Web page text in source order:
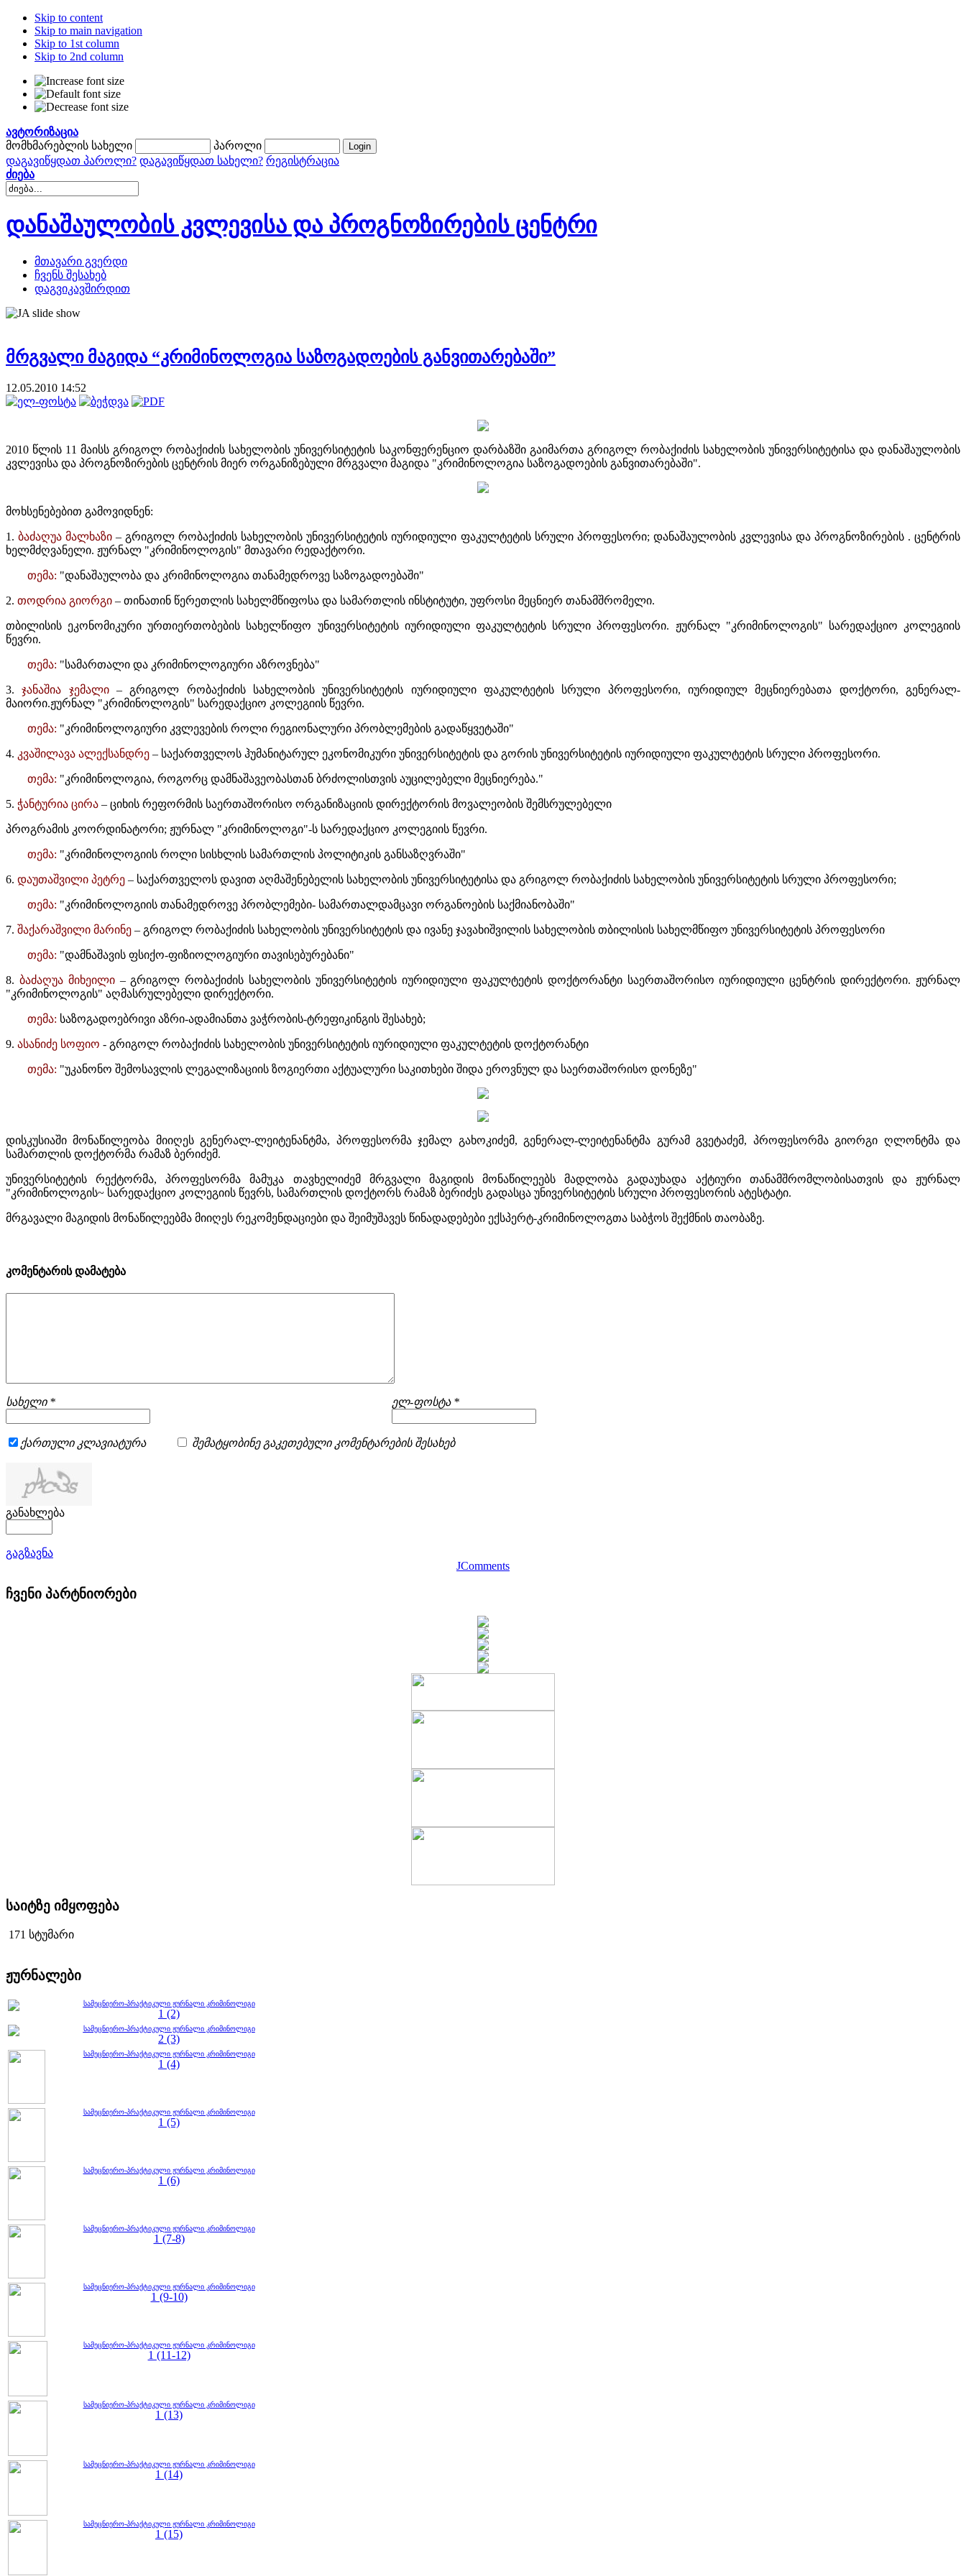
Skip to content
Skip to main navigation
Skip to 1st column
Skip to 2nd column
ავტორიზაცია
მომხმარებლის სახელი
პაროლი
დაგავიწყდათ პაროლი? დაგავიწყდათ სახელი? რეგისტრაცია
ძიება
დანაშაულობის კვლევისა და პროგნოზირების ცენტრი
მთავარი გვერდი
ჩვენს შესახებ
დაგვიკავშირდით
მრგვალი მაგიდა “კრიმინოლოგია საზოგადოების განვითარებაში”
12.05.2010 14:52
2010 წლის 11 მაისს გრიგოლ რობაქიძის სახელობის უნივერსიტეტის საკონფერენციო დარბაზში გაიმართა გრიგოლ რობაქიძის სახელობის უნივერსიტეტისა და დანაშაულობის
კვლევისა და პროგნოზირების ცენტრის მიერ ორგანიზებული მრგვალი მაგიდა "კრიმინოლოგია საზოგადოების განვითარებაში".
მოხსენებებით გამოვიდნენ:
1.ბაძაღუა მალხაზი – გრიგოლ რობაქიძის სახელობის უნივერსიტეტის იურიდიული ფაკულტეტის სრული პროფესორი; დანაშაულობის კვლევისა და პროგნოზირების . ცენტრის
ხელმძღვანელი. ჟურნალ "კრიმინოლოგის" მთავარი რედაქტორი.
თემა: "დანაშაულობა და კრიმინოლოგია თანამედროვე საზოგადოებაში"
2. თოდრია გიორგი – თინათინ წერეთლის სახელმწიფოსა და სამართლის ინსტიტუტი, უფროსი მეცნიერ თანამშრომელი.
თბილისის ეკონომიკური ურთიერთობების სახელწიფო უნივერსიტეტის იურიდიული ფაკულტეტის სრული პროფესორი. ჟურნალ "კრიმინოლოგის" სარედაქციო კოლეგიის
წევრი.
თემა: "სამართალი და კრიმინოლოგიური აზროვნება"
3.ჯანაშია ჯემალი– გრიგოლ რობაქიძის სახელობის უნივერსიტეტის იურიდიული ფაკულტეტის სრული პროფესორი, იურიდიულ მეცნიერებათა დოქტორი, გენერალ-
მაიორი.ჟურნალ "კრიმინოლოგის" სარედაქციო კოლეგიის წევრი.
თემა: "კრიმინოლოგიური კვლევების როლი რეგიონალური პრობლემების გადაწყვეტაში"
4. კვაშილავა ალექსანდრე – საქართველოს ჰუმანიტარულ ეკონომიკური უნივერსიტეტის და გორის უნივერსიტეტის იურიდიული ფაკულტეტის სრული პროფესორი.
თემა: "კრიმინოლოგია, როგორც დამნაშავეობასთან ბრძოლისთვის აუცილებელი მეცნიერება."
5. ჭანტურია ცირა – ციხის რეფორმის საერთაშორისო ორგანიზაციის დირექტორის მოვალეობის შემსრულებელი
პროგრამის კოორდინატორი; ჟურნალ "კრიმინოლოგი"-ს სარედაქციო კოლეგიის წევრი.
თემა: "კრიმინოლოგიის როლი სისხლის სამართლის პოლიტიკის განსაზღვრაში"
6. დაუთაშვილი პეტრე – საქართველოს დავით აღმაშენებელის სახელობის უნივერსიტეტისა და გრიგოლ რობაქიძის სახელობის უნივერსიტეტის სრული პროფესორი;
თემა: "კრიმინოლოგიის თანამედროვე პრობლემები- სამართალდამცავი ორგანოების საქმიანობაში"
7. შაქარაშვილი მარინე – გრიგოლ რობაქიძის სახელობის უნივერსიტეტის და ივანე ჯავახიშვილის სახელობის თბილისის სახელმწიფო უნივერსიტეტის პროფესორი
თემა: "დამნაშავის ფსიქო-ფიზიოლოგიური თავისებურებანი"
8. ბაძაღუა მიხეილი– გრიგოლ რობაქიძის სახელობის უნივერსიტეტის იურიდიული ფაკულტეტის დოქტორანტი საერთაშორისო იურიდიული ცენტრის დირექტორი. ჟურნალ
"კრიმინოლოგის" აღმასრულებელი დირექტორი.
თემა: საზოგადოებრივი აზრი-ადამიანთა ვაჭრობის-ტრეფიკინგის შესახებ;
9. ასანიძე სოფიო - გრიგოლ რობაქიძის სახელობის უნივერსიტეტის იურიდიული ფაკულტეტის დოქტორანტი
თემა: "უკანონო შემოსავლის ლეგალიზაციის ზოგიერთი აქტუალური საკითხები შიდა ეროვნულ და საერთაშორისო დონეზე"
დისკუსიაში მონაწილეობა მიიღეს გენერალ-ლეიტენანტმა, პროფესორმა ჯემალ გახოკიძემ, გენერალ-ლეიტენანტმა გურამ გვეტაძემ, პროფესორმა გიორგი ღლონტმა და
სამართლის დოქტორმა რამაზ ბერიძემ.
უნივერსიტეტის რექტორმა, პროფესორმა მამუკა თავხელიძემ მრგვალი მაგიდის მონაწილეებს მადლობა გადაუხადა აქტიური თანამშრომლობისათვის და ჟურნალ
"კრიმინოლოგის~ სარედაქციო კოლეგიის წევრს, სამართლის დოქტორს რამაზ ბერიძეს გადასცა უნივერსიტეტის სრული პროფესორის ატესტატი.
მრგავალი მაგიდის მონაწილეებმა მიიღეს რეკომენდაციები და შეიმუშავეს წინადადებები ექსპერტ-კრიმინოლოგთა საბჭოს შექმნის თაობაზე.
კომენტარის დამატება
სახელი * ელ-ფოსტა *
ქართული კლავიატურა შემატყობინე გაკეთებული კომენტარების შესახებ
განახლება
გაგზავნა
JComments
ჩვენი პარტნიორები
საიტზე იმყოფება
171 სტუმარი
ჟურნალები
სამეცნიერო-პრაქტიკული ჟურნალი კრიმინოლიგი
1 (2)
სამეცნიერო-პრაქტიკული ჟურნალი კრიმინოლიგი
2 (3)
სამეცნიერო-პრაქტიკული ჟურნალი კრიმინოლიგი
1 (4)
სამეცნიერო-პრაქტიკული ჟურნალი კრიმინოლიგი
1 (5)
სამეცნიერო-პრაქტიკული ჟურნალი კრიმინოლიგი
1 (6)
სამეცნიერო-პრაქტიკული ჟურნალი კრიმინოლიგი
1 (7-8)
სამეცნიერო-პრაქტიკული ჟურნალი კრიმინოლიგი
1 (9-10)
სამეცნიერო-პრაქტიკული ჟურნალი კრიმინოლიგი
1 (11-12)
სამეცნიერო-პრაქტიკული ჟურნალი კრიმინოლიგი
1 (13)
სამეცნიერო-პრაქტიკული ჟურნალი კრიმინოლიგი
1 (14)
სამეცნიერო-პრაქტიკული ჟურნალი კრიმინოლიგი
1 (15)